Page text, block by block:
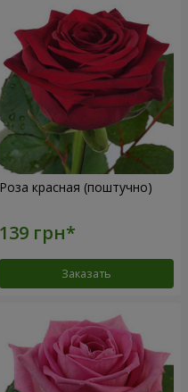
Роза красная (поштучно)
Заказать